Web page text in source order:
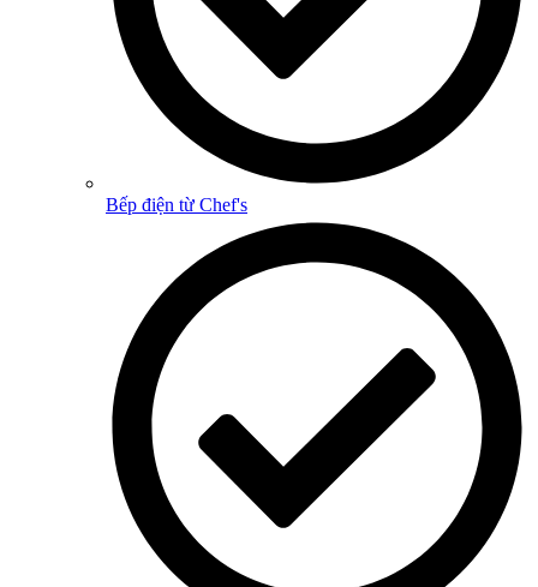
Bếp điện từ Chef's